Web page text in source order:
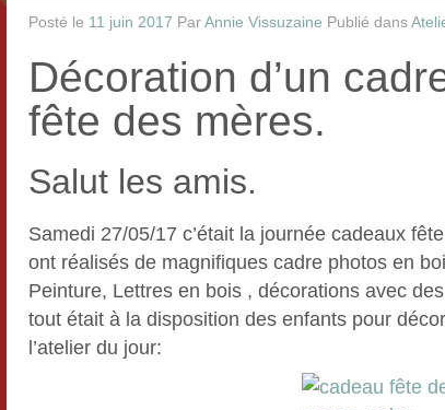
Posté le 11 juin 2017 Par Annie Vissuzaine Publié dans
Décoration d’un
fête des mères.
Salut les amis.
Samedi 27/05/17 c’était la journée cadeaux
ont réalisés de magnifiques cadre photos en
Peinture, Lettres en bois , décorations avec
tout était à la disposition des enfants pour
l’atelier du jour: